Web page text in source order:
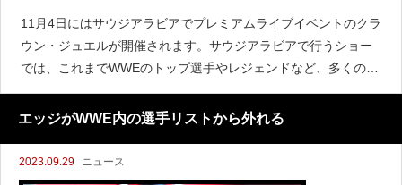
11月4日にはサウジアラビアでプレミアムライブイベントのクラ
ウン・ジュエルが開催されます。サウジアラビアで行うショー
では、これまでWWEのトップ選手やレジェンドなど、多くの選
手が勢揃いするほど豪華なものになっていました。しかしレス
リングオブザーバーのデイブ・メルツァーによると、何人か
エッジがWWE内の選手リストから外れる
2023.09.29 ニュース